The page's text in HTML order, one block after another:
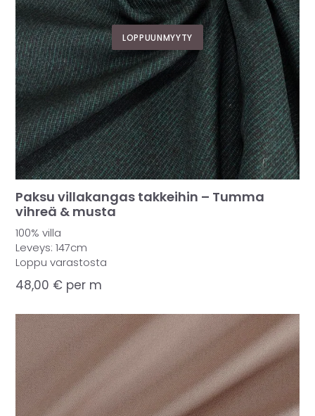
Paksu villakangas takkeihin – Tumma
vihreä & musta
100% villa
Leveys: 147cm
Loppu varastosta
48,00 € per m
LOPPUUNMYYTY